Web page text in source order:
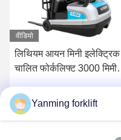
वीडियो
लिथियम आयन मिनी इलेक्ट्रिक
चालित फोर्कलिफ्ट 3000 मिमी
फोर्कलिफ्ट
सर्वोत्तम मूल्य प्राप्त करें
Yanming forklift